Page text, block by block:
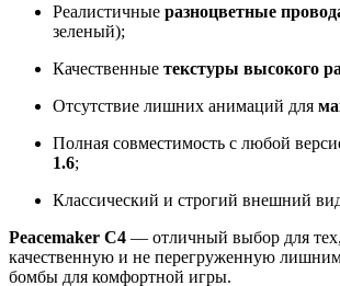
Реалистичные разноцветные
зеленый);
Качественные текстуры высокого
Отсутствие лишних анимаций для
Полная совместимость с любой
1.6;
Классический и строгий внешний
Peacemaker C4 — отличный выбор для
качественную и не перегруженную
бомбы для комфортной игры.